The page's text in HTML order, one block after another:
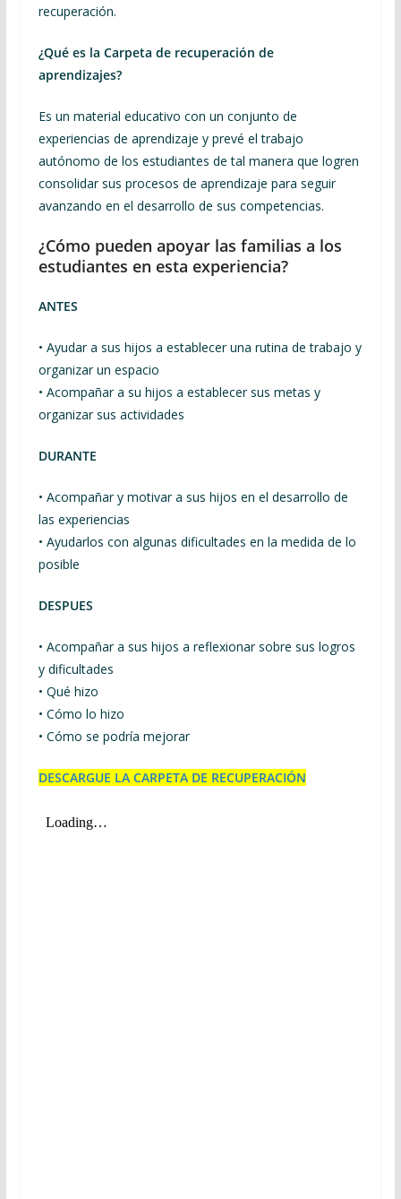
recuperación.
¿Qué es la Carpeta de recuperación de
aprendizajes?
Es un material educativo con un conjunto de
experiencias de aprendizaje y prevé el trabajo
autónomo de los estudiantes de tal manera que logren
consolidar sus procesos de aprendizaje para seguir
avanzando en el desarrollo de sus competencias.
¿Cómo pueden apoyar las familias a los
estudiantes en esta experiencia?
ANTES
• Ayudar a sus hijos a establecer una rutina de trabajo y
organizar un espacio
• Acompañar a su hijos a establecer sus metas y
organizar sus actividades
DURANTE
• Acompañar y motivar a sus hijos en el desarrollo de
las experiencias
• Ayudarlos con algunas dificultades en la medida de lo
posible
DESPUES
• Acompañar a sus hijos a reflexionar sobre sus logros
y dificultades
• Qué hizo
• Cómo lo hizo
• Cómo se podría mejorar
DESCARGUE LA CARPETA DE RECUPERACIÓN